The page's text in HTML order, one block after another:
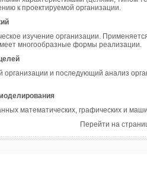
к проектируемой организации.
изучение организации.
многообразные формы реализации.
и последующий анализ
математических, графических и
Перейти на